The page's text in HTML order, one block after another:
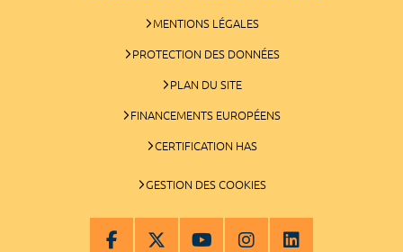
MENTIONS LÉGALES
PROTECTION DES DONNÉES
PLAN DU SITE
FINANCEMENTS EUROPÉENS
CERTIFICATION HAS
GESTION DES COOKIES